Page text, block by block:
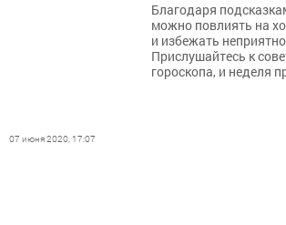
Благодаря
можно повлиять на
и избежать
Прислушайтесь к
гороскопа, и неделя
07 июня 2020, 17:07